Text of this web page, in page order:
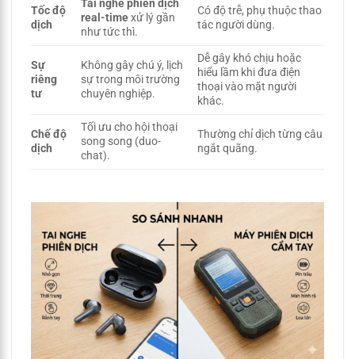
Tốc độ
dịch
Tai nghe phiên dịch
real-timexử lý gần
như tức thì.
Có độ trễ, phụ thuộc thao
tác người dùng.
Sự
riêng
tư
Không gây chú ý, lịch
sự trong môi trường
chuyên nghiệp.
Dễ gây khó chịu hoặc
hiểu lầm khi đưa điện
thoại vào mặt người
khác.
Chế độ
dịch
Tối ưu cho hội thoại
song song (duo-
chat).
Thường chỉ dịch từng câu
ngắt quãng.